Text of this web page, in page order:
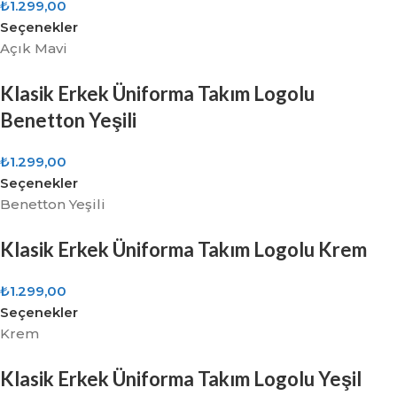
₺1.299,00
Seçenekler
Açık Mavi
Klasik Erkek Üniforma Takım Logolu
Benetton Yeşili
₺1.299,00
Seçenekler
Benetton Yeşili
Klasik Erkek Üniforma Takım Logolu Krem
₺1.299,00
Seçenekler
Krem
Klasik Erkek Üniforma Takım Logolu Yeşil